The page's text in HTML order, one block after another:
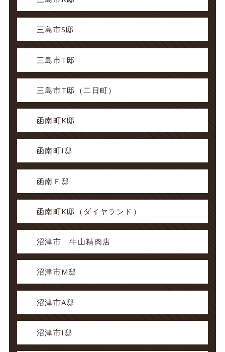
三島市S邸
三島市T邸
三島市T邸（二日町）
函南町K邸
函南町I邸
函南Ｆ邸
函南町K邸（ダイヤランド）
沼津市 牛山精肉店
沼津市M邸
沼津市A邸
沼津市I邸